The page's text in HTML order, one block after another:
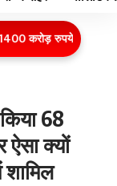
करोड़ रुपये का बजट
68
ऐसा क्यों